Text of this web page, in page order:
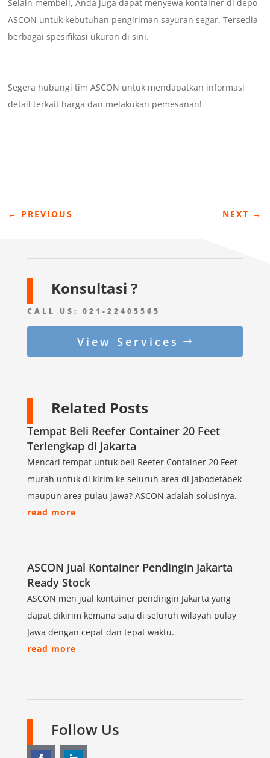
Selain membeli, Anda juga dapat menyewa kontainer di depo
ASCON untuk kebutuhan pengiriman sayuran segar. Tersedia
berbagai spesifikasi ukuran di sini.
Segera hubungi tim ASCON untuk mendapatkan informasi
detail terkait harga dan melakukan pemesanan!
← PREVIOUS NEXT →
Konsultasi ?
CALL US: 021-22405565
View Services
Related Posts
Tempat Beli Reefer Container 20 Feet
Terlengkap di Jakarta
Mencari tempat untuk beli Reefer Container 20 Feet
murah untuk di kirim ke seluruh area di jabodetabek
maupun area pulau jawa? ASCON adalah solusinya.
read more
ASCON Jual Kontainer Pendingin Jakarta
Ready Stock
ASCON men jual kontainer pendingin Jakarta yang
dapat dikirim kemana saja di seluruh wilayah pulay
Jawa dengan cepat dan tepat waktu.
read more
Follow Us